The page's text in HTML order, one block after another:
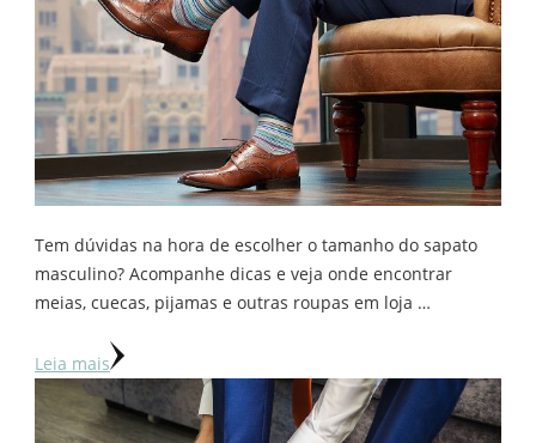
Tem dúvidas na hora de escolher o tamanho do sapato
masculino? Acompanhe dicas e veja onde encontrar
meias, cuecas, pijamas e outras roupas em loja …
Leia mais